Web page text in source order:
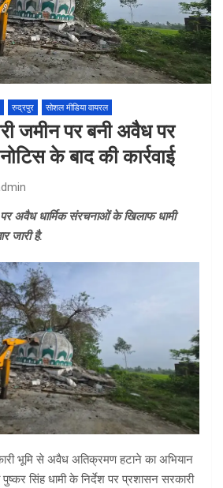
रुद्रपुर सोशल मीडिया वायरल
जमीन पर बनी अवैध पर
के बाद की कार्रवाई
अवैध धार्मिक संरचनाओं के खिलाफ धामी
जारी है.
भूमि से अवैध अतिक्रमण हटाने का अभियान
पुष्कर सिंह धामी के निर्देश पर प्रशासन सरकारी